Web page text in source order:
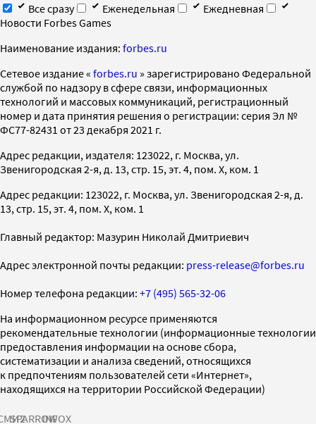
Все сразу
Еженедельная
Ежедневная
Новости Forbes Games
Наименование издания: forbes.ru
Cетевое издание « forbes.ru » зарегистрировано Федеральной
службой по надзору в сфере связи, информационных
технологий и массовых коммуникаций, регистрационный
номер и дата принятия решения о регистрации: серия Эл №
ФС77-82431 от 23 декабря 2021 г.
Адрес редакции, издателя: 123022, г. Москва, ул.
Звенигородская 2-я, д. 13, стр. 15, эт. 4, пом. X, ком. 1
Адрес редакции: 123022, г. Москва, ул. Звенигородская 2-я, д.
13, стр. 15, эт. 4, пом. X, ком. 1
Главный редактор: Мазурин Николай Дмитриевич
Адрес электронной почты редакции: press-release@forbes.ru
Номер телефона редакции: +7 (495) 565-32-06
На информационном ресурсе применяются
рекомендательные технологии (информационные технологии
предоставления информации на основе сбора,
систематизации и анализа сведений, относящихся
к предпочтениям пользователей сети «Интернет»,
находящихся на территории Российской Федерации)
SPARROWINFOX